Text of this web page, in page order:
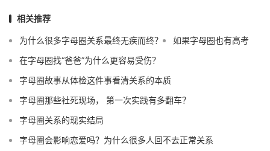
相关推荐
为什么很多字母圈关系最终无疾而终？
如果字母圈也有高考
在字母圈找“爸爸”为什么更容易受伤？
字母圈故事从体检这件事看清关系的本质
字母圈那些社死现场， 第一次实践有多翻车？
字母圈关系的现实结局
字母圈会影响恋爱吗？为什么很多人回不去正常关系